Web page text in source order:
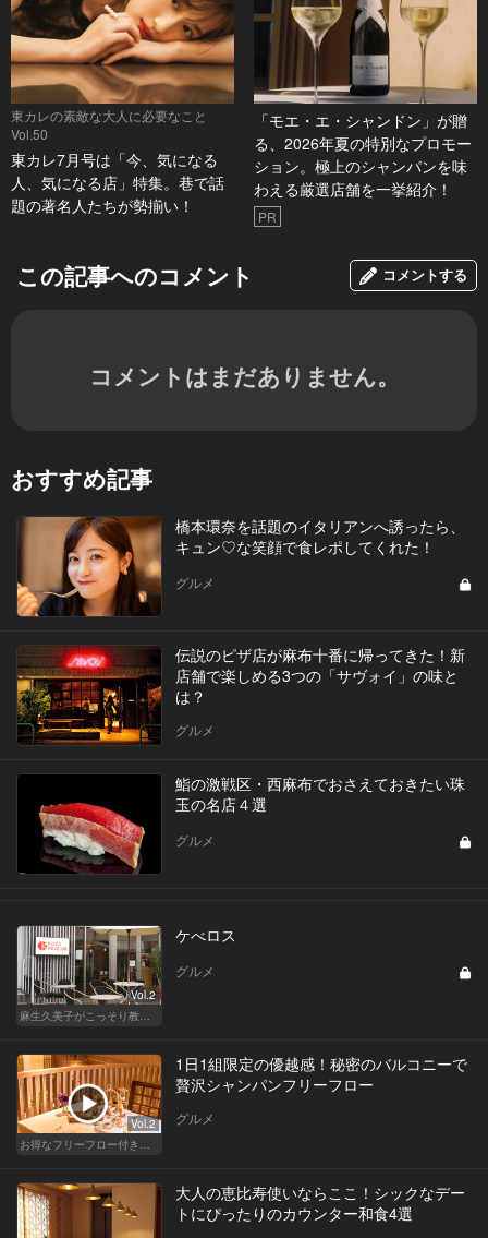
東カレの素敵な大人に必要なこと
Vol.50
東カレ7月号は「今、気になる
人、気になる店」特集。巷で話
題の著名人たちが勢揃い！
「モエ・エ・シャンドン」が贈
る、2026年夏の特別なプロモー
ション。極上のシャンパンを味
わえる厳選店舗を一挙紹介！
PR
この記事へのコメント コメントする
コメントはまだありません。
おすすめ記事
橋本環奈を話題のイタリアンへ誘ったら、
キュン♡な笑顔で食レポしてくれた！
グルメ
伝説のピザ店が麻布十番に帰ってきた！新
店舗で楽しめる3つの「サヴォイ」の味と
は？
グルメ
鮨の激戦区・西麻布でおさえておきたい珠
玉の名店４選
グルメ
Vol.2
麻生久美子がこっそり教える「私の秘密ごはん」
ケべロス
グルメ
Vol.2
お得なフリーフロー付きで料理が美味しいレストラン
1日1組限定の優越感！秘密のバルコニーで
贅沢シャンパンフリーフロー
グルメ
大人の恵比寿使いならここ！シックなデー
トにぴったりのカウンター和食4選